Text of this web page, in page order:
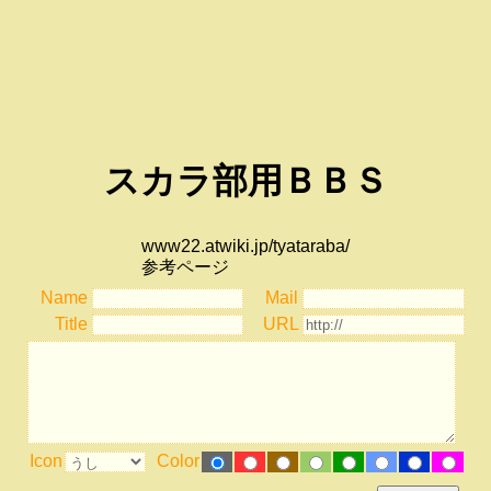
スカラ部用ＢＢＳ
www22.atwiki.jp/tyataraba/
参考ページ
Name
Mail
Title
URL
Icon Color